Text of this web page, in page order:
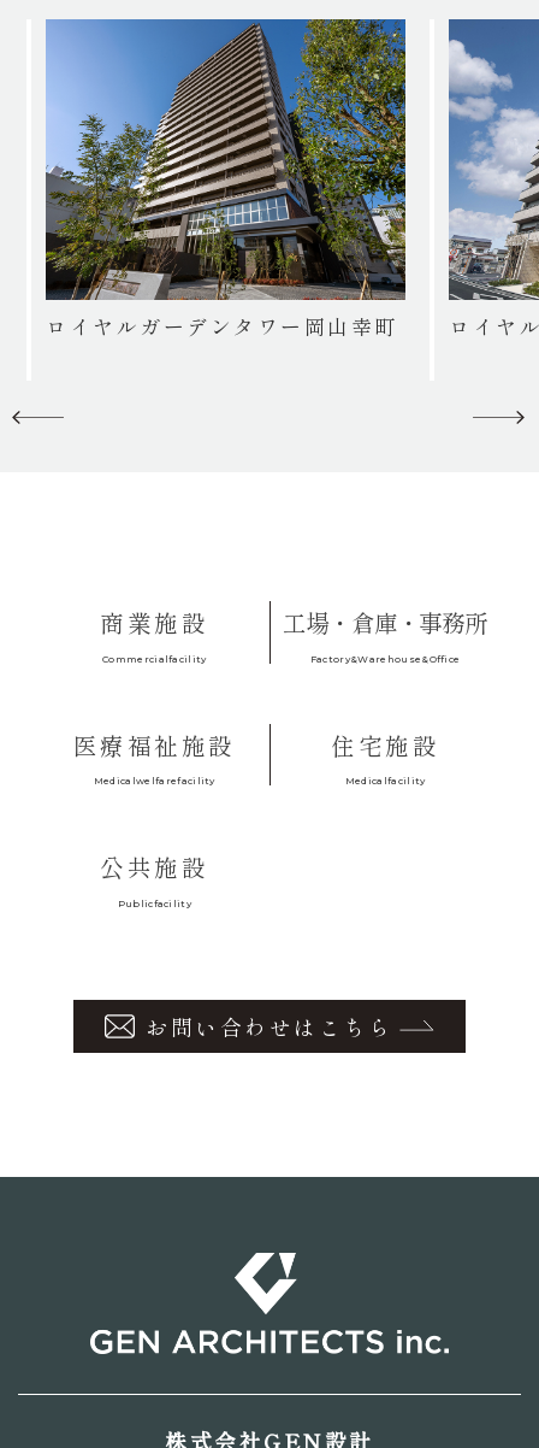
ロイヤルガーデンタワー岡山幸町 ロイヤ
商業施設
Commercialfacility
工場・倉庫・事務所
Factory&Warehouse&Office
医療福祉施設
Medicalwelfarefacility
住宅施設
Medicalfacility
公共施設
Publicfacility
お問い合わせはこちら
株式会社GEN設計